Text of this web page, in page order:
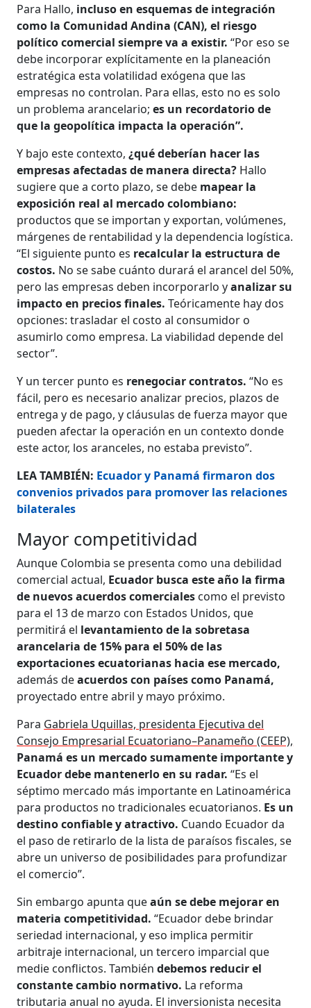
Para Hallo, incluso en esquemas de integración
como la Comunidad Andina (CAN), el riesgo
político comercial siempre va a existir.“Por eso se
debe incorporar explícitamente en la planeación
estratégica esta volatilidad exógena que las
empresas no controlan. Para ellas, esto no es solo
un problema arancelario;es un recordatorio de
que la geopolítica impacta la operación”.
Y bajo este contexto,¿qué deberían hacer las
empresas afectadas de manera directa? Hallo
sugiere que a corto plazo, se debe mapear la
exposición real al mercado colombiano:
productos que se importan y exportan, volúmenes,
márgenes de rentabilidad y la dependencia logística.
“El siguiente punto es recalcular la estructura de
costos. No se sabe cuánto durará el arancel del 50%,
pero las empresas deben incorporarlo yanalizar su
impacto en precios finales.Teóricamente hay dos
opciones: trasladar el costo al consumidor o
asumirlo como empresa. La viabilidad depende del
sector”.
Y un tercer punto es renegociar contratos. “No es
fácil, pero es necesario analizar precios, plazos de
entrega y de pago, y cláusulas de fuerza mayor que
pueden afectar la operación en un contexto donde
este actor, los aranceles, no estaba previsto”.
LEA TAMBIÉN: Ecuador y Panamá firmaron dos
convenios privados para promover las relaciones
bilaterales
Mayor competitividad
Aunque Colombia se presenta como una debilidad
comercial actual, Ecuador busca este año la firma
de nuevos acuerdos comerciales como el previsto
para el 13 de marzo con Estados Unidos, que
permitirá el levantamiento de la sobretasa
arancelaria de 15% para el 50% de las
exportaciones ecuatorianas hacia ese mercado,
además deacuerdos con países como Panamá,
proyectado entre abril y mayo próximo.
Para Gabriela Uquillas, presidenta Ejecutiva del
Consejo Empresarial Ecuatoriano–Panameño (CEEP),
Panamá es un mercado sumamente importante y
Ecuador debe mantenerlo en su radar. “Es el
séptimo mercado más importante en Latinoamérica
para productos no tradicionales ecuatorianos. Es un
destino confiable y atractivo. Cuando Ecuador da
el paso de retirarlo de la lista de paraísos fiscales, se
abre un universo de posibilidades para profundizar
el comercio”.
Sin embargo apunta queaún se debe mejorar en
materia competitividad. “Ecuador debe brindar
seriedad internacional, y eso implica permitir
arbitraje internacional, un tercero imparcial que
medie conflictos. Tambiéndebemos reducir el
constante cambio normativo. La reforma
tributaria anual no ayuda. El inversionista necesita